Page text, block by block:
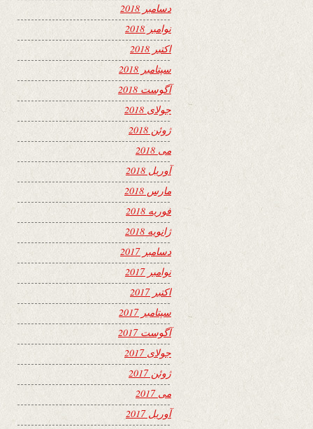
دسامبر 2018
نوامبر 2018
اکتبر 2018
سپتامبر 2018
آگوست 2018
جولای 2018
ژوئن 2018
می 2018
آوریل 2018
مارس 2018
فوریه 2018
ژانویه 2018
دسامبر 2017
نوامبر 2017
اکتبر 2017
سپتامبر 2017
آگوست 2017
جولای 2017
ژوئن 2017
می 2017
آوریل 2017